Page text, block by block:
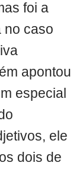
foi a
no caso
apontou
especial
ele
dois de